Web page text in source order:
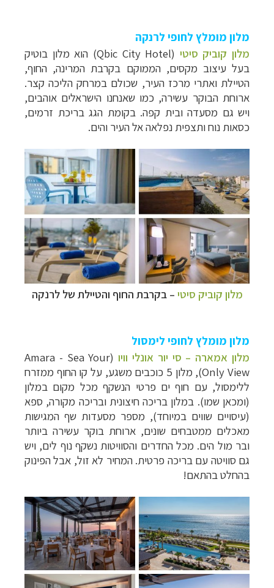
מלון מומלץ לחופי לרנקה
מלון קוביק סיטי
(Qbic City Hotel) הוא מלון בוטיק
בעל עיצוב מקסים, הממוקם בקרבת המרינה, החוף,
הטיילת ואתרי מרכז העיר, שכולם במרחק הליכה קצר.
ארוחת הבוקר עשירה, כמו שאנחנו הישראלים אוהבים,
ויש גם מסעדה ובית קפה. בקומת הגג בריכת זרמים,
כסאות נוח ותצפית נפלאה אל העיר והים.
מלון קוביק סיטי – בקרבת החוף והטיילת של לרנקה
מלון מומלץ לחופי לימסול
מלון אמארה – סי יור אונלי וויו (Amara - Sea Your
Only View), מלון 5 כוכבים משגע, על קו החוף ממזרח
ללימסול, עם חוף ים פרטי הנשקף מכל מקום במלון
(ומכאן שמו). במלון בריכה חיצונית ובריכה מקורה, ספא
(עיסויים שווים במיוחד), מספר מסעדות שף המגישות
מאכלים ממטבחים שונים, ארוחת בוקר עשירה ביותר
ובר מול הים. מכל החדרים והסוויטות נשקף נוף לים, ויש
גם סוויטה עם בריכה פרטית. המחיר לא זול, אבל הפינוק
בהחלט בהתאם!